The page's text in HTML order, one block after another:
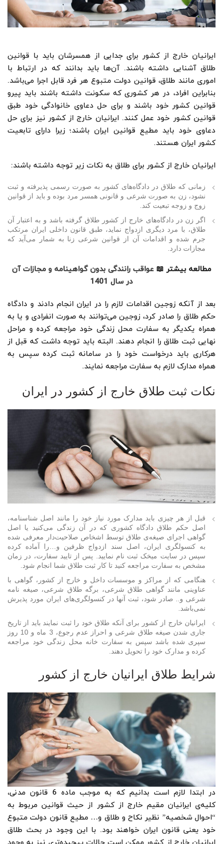
ایرانیان خارج از کشور برای جدایی از همسرشان باید با قوانین
طلاق آشنایی داشته باشند. آن‌ها باید بدانند که در ارتباط با
اموری مانند طلاق، قوانین دولت متبوع هر فرد قابل اجرا می‌باشد.
بنابراین افراد، در هر کشوری که سکونت داشته باشند باید پیرو
قوانین کشور خود باشند و برای حل دعاوی خانوادگی خود طبق
قوانین کشور خود عمل کنند. ایرانیان خارج از کشور نیز برای حل
دعاوی خود باید مطیع قوانین ایران باشند؛ زیرا دارای تابعیت
کشور ایران هستند.
ایرانیان خارج از کشور برای طلاق به نکات زیر توجه داشته باشند:
زمانی که طلاق در دادگاه‌های کشور به صورت رسمی پذیرفته و ثبت
نشود، زن به صورت شرعی ‌و قانونی همسر مرد بوده و باید از قوانین
زوج و زوجه تبعیت کند‌.
اگر زن در دادگاه‌های خارج از کشور طلاق گرفته باشد و به اعتبار آن
طلاق، با مرد دیگری ازدواج نماید، طبق قانون داخلی ایران مرتکب
جرم شده و اقدامات آن از قوانین شرعی زنا به‌ شمار می‌آید که
مجازات دارد.
مطالعه بیشتر 📖 عواقب رانندگی بدون گواهینامه و مجازات آن
در سال 1401
بعد از آنکه زوجین اقدامات لازم را در ایران انجام دادند و دادگاه
حکم طلاق را صادر کرد، زوجین می‌توانند به صورت انفرادی و یا به
همراه یکدیگر به سفارت محل زندگی خود مراجعه کرده و مراحل
نهایی ثبت طلاق را انجام دهند. البته باید توجه داشت که قبل از
هرکاری باید درخواست خود را در سامانه ثبت کرده سپس به
همراه مدارک لازم به سفارت مراجعه نمایند.
نکات ثبت طلاق خارج از کشور در ایران
قبل از هر چیزی باید مدارک مورد نیاز خود را مانند اصل شناسنامه،
اصل حکم طلاق دادگاه کشوری که در آن زندگی می‌کنید یا اصل
گواهی اجرای صیغه‌ی طلاق توسط اشخاص صلاحیت‌دار معرفی شده
به کنسولگری ایران، اصل سند ازدواج ظرفین و…را آماده کرده
سپس در سایت میخک ثبت نام نمایید. پس از تایید سفارت، در زمان
مشخص به سفارت مراجعه کنید تا کار ثبت طلاق شما انجام شود.
هنگامی که از مراکز و موسسات داخل و خارج از کشور، گواهی با
عناوینی مانند گواهی طلاق شرعی، برگه طلاق شرعی، صیغه نامه
شرعی و.. صادر شود، ثبت آنها در کنسولگری‌های ایران مورد پذیرش
نمی‌باشد.
ایرانیان خارج از کشور برای آنکه طلاق خود را ثبت نمایند باید از تاریخ
جاری شدن صیغه طلاق شرعی و احراز عدم رجوع، 3 ماه و 10 روز
سپری شده باشد سپس به سفارت خانه محل زندگی خود مراجعه
کرده و مدارک خود را تحویل دهند.
شرایط طلاق ایرانیان خارج از کشور
در ابتدا لازم است بدانیم که به موجب ماده 6 قانون مدنی،
کلیه‌ی ایرانیان مقیم خارج از کشور از حیث قوانین مربوط به
“احوال شخصیه” نظیر نکاح و طلاق و… مطیع قانون دولت متبوع
خود یعنی قانون ایران خواهند بود. با این وجود در بحث طلاق